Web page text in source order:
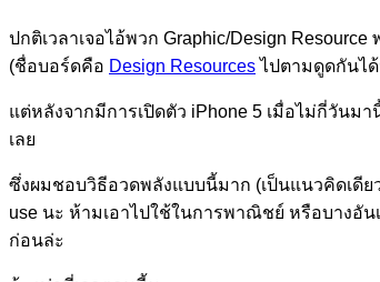
ปกติเวลาเจอไอ้พวก Graphic/Design Resource
(ชื่อบอร์ดคือ Design Resourcesไปตามดูดกันไ
แต่หลังจากมีการเปิดตัว iPhone 5 เมื่อไม่กี่วัน
เลย
ซึ่งผมชอบวิธีอวดพลังแบบนี้มาก (เป็นแนวคิดเดีย
use นะ ห้ามเอาไปใช้ในการพาณิชย์ หรือบางอั
ก่อนล่ะ